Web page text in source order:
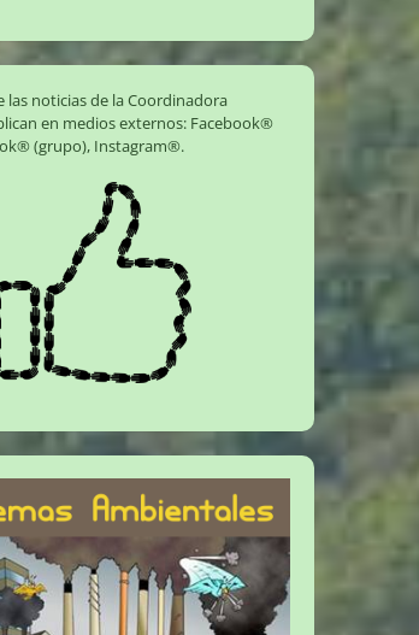
las noticias de la Coordinadora
en medios externos: Facebook®
(grupo), Instagram®.